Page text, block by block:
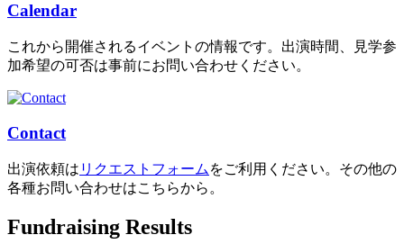
Calendar
これから開催されるイベントの情報です。出演時間、見学参
加希望の可否は事前にお問い合わせください。
Contact
出演依頼は リクエストフォーム をご利用ください。その他の
各種お問い合わせはこちらから。
Fundraising Results